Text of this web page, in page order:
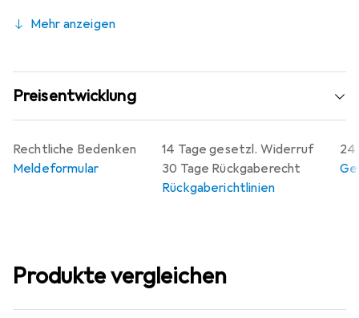
Mehr anzeigen
Preisentwicklung
14 Tage gesetzl. Widerruf
30 Tage Rückgaberecht
Rückgaberichtlinien
24
Rechtliche Bedenken
Meldeformular
Produkte vergleichen